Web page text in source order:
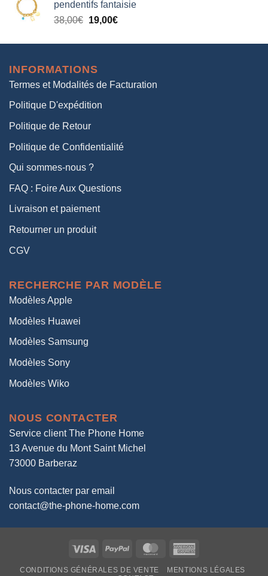
était :
38,00€.
est :
19,00€.
pendentifs fantaisie
38,00€ Le
initial
38,00€.
19,00€Le
actuel
INFORMATIONS
Termes et Modalités de Facturation
Politique D'expédition
Politique de Retour
Politique de Confidentialité
Qui sommes-nous ?
FAQ : Foire Aux Questions
Livraison et paiement
Retourner un produit
CGV
RECHERCHE PAR MODÈLE
Modèles Apple
Modèles Huawei
Modèles Samsung
Modèles Sony
Modèles Wiko
NOUS CONTACTER
Service client The Phone Home
13 Avenue du Mont Saint Michel
73000 Barberaz
Nous contacter par email
contact@the-phone-home.com
Visa PayPal MasterCard
CONDITIONS GÉNÉRALES DE VENTE
MENTIONS LÉGALES